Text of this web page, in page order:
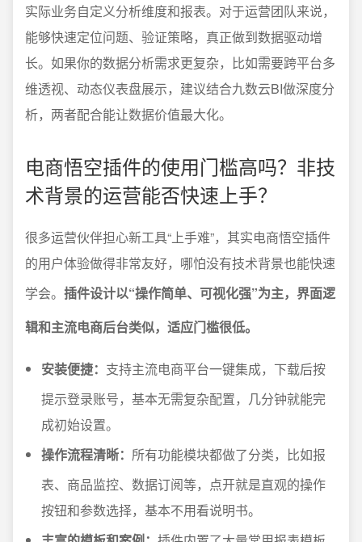
实际业务自定义分析维度和报表。对于运营团队来说，
能够快速定位问题、验证策略，真正做到数据驱动增
长。如果你的数据分析需求更复杂，比如需要跨平台多
维透视、动态仪表盘展示，建议结合九数云BI做深度分
析，两者配合能让数据价值最大化。
电商悟空插件的使用门槛高吗？非技
术背景的运营能否快速上手？
很多运营伙伴担心新工具“上手难”，其实电商悟空插件
的用户体验做得非常友好，哪怕没有技术背景也能快速
学会。 插件设计以“操作简单、可视化强”为主，界面逻
辑和主流电商后台类似，适应门槛很低。
安装便捷： 支持主流电商平台一键集成，下载后按
提示登录账号，基本无需复杂配置，几分钟就能完
成初始设置。
操作流程清晰： 所有功能模块都做了分类，比如报
表、商品监控、数据订阅等，点开就是直观的操作
按钮和参数选择，基本不用看说明书。